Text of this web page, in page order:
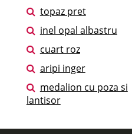
topaz pret
inel opal albastru
cuart roz
aripi inger
medalion cu poza si
lantisor